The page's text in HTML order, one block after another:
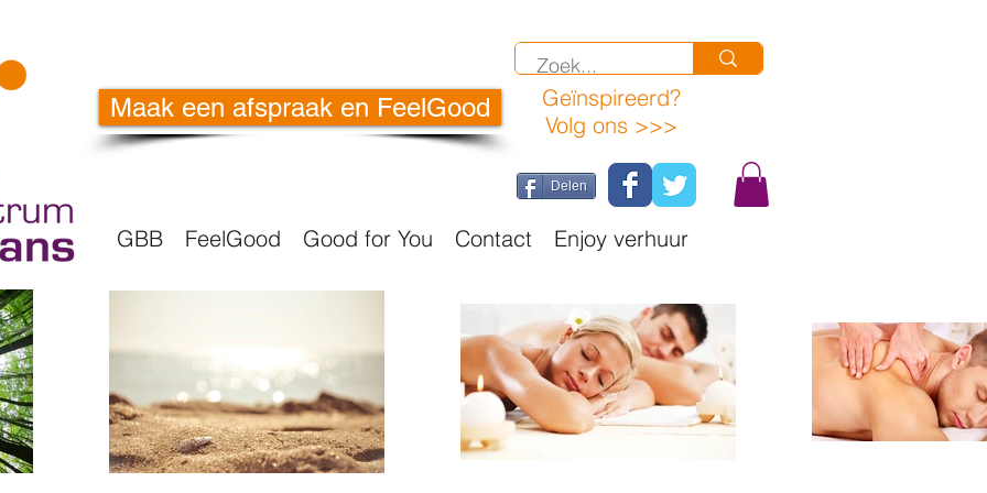
Maak een afspraak en FeelGood Geïnspireerd?
Volg ons >>>
Delen
GBB FeelGood Good for You Contact Enjoy verhuur